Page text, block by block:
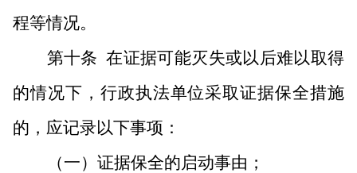
程等情况。
第十条 在证据可能灭失或以后难以取得
的情况下，行政执法单位采取证据保全措施
的，应记录以下事项：
（一）证据保全的启动事由；